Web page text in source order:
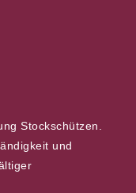
Stockschützen.
und